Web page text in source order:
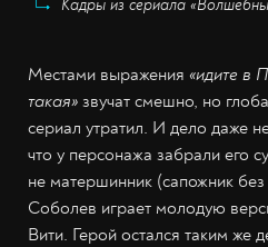
Кадры из сериала
Местами выражения «идите в
такая» звучат смешно, но
сериал утратил. И дело даже
что у персонажа забрали его
не матершинник (сапожник
Соболев играет молодую
Вити. Герой остался таким же